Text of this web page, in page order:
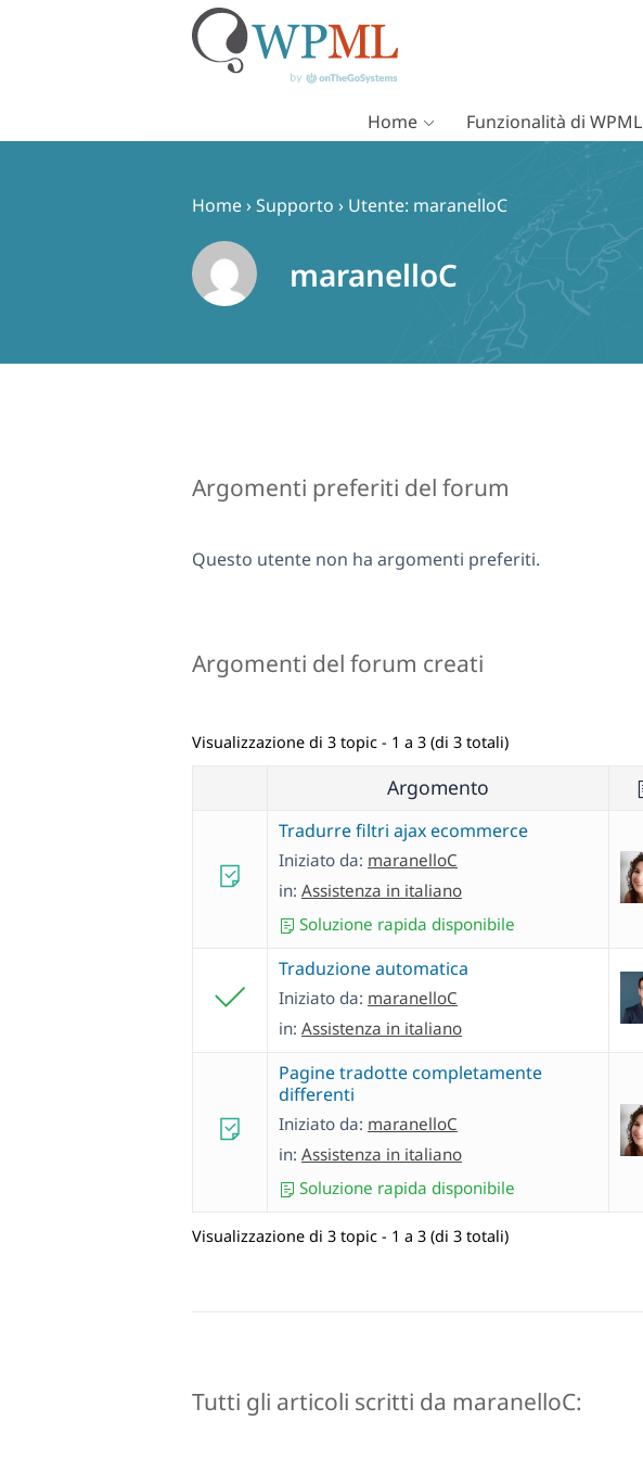
Home Funzionalità di WPML
Home›Supporto › Utente: maranelloC
maranelloC
Argomenti preferiti del forum
Questo utente non ha argomenti preferiti.
Argomenti del forum creati
Visualizzazione di 3 topic - 1 a 3 (di 3 totali)
Argomento
Tradurre filtri ajax ecommerce
Iniziato da: maranelloC
in: Assistenza in italiano
Soluzione rapida disponibile
Traduzione automatica
Iniziato da: maranelloC
in: Assistenza in italiano
Pagine tradotte completamente
differenti
Iniziato da: maranelloC
in: Assistenza in italiano
Soluzione rapida disponibile
Visualizzazione di 3 topic - 1 a 3 (di 3 totali)
Tutti gli articoli scritti da maranelloC: